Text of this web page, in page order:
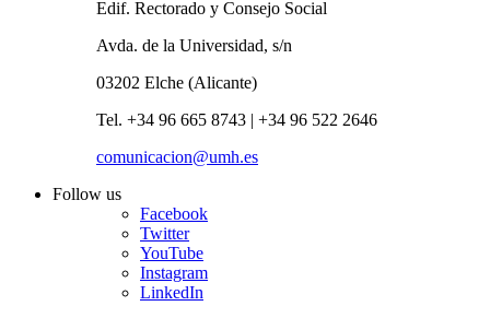
Edif. Rectorado y Consejo Social
Avda. de la Universidad, s/n
03202 Elche (Alicante)
Tel. +34 96 665 8743 | +34 96 522 2646
comunicacion@umh.es
Follow us
Facebook
Twitter
YouTube
Instagram
LinkedIn